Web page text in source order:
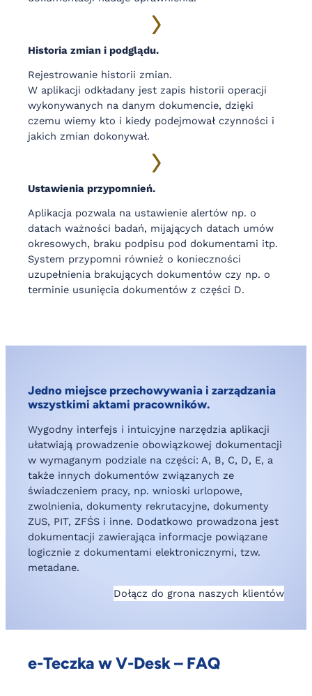
Historia zmian i podglądu.
Rejestrowanie historii zmian.
W aplikacji odkładany jest zapis historii operacji
wykonywanych na danym dokumencie, dzięki
czemu wiemy kto i kiedy podejmował czynności i
jakich zmian dokonywał.
Ustawienia przypomnień.
Aplikacja pozwala na ustawienie alertów np. o
datach ważności badań, mijających datach umów
okresowych, braku podpisu pod dokumentami itp.
System przypomni również o konieczności
uzupełnienia brakujących dokumentów czy np. o
terminie usunięcia dokumentów z części D.
Jedno miejsce przechowywania i zarządzania
wszystkimi aktami pracowników.
Wygodny interfejs i intuicyjne narzędzia aplikacji
ułatwiają prowadzenie obowiązkowej dokumentacji
w wymaganym podziale na części: A, B, C, D, E, a
także innych dokumentów związanych ze
świadczeniem pracy, np. wnioski urlopowe,
zwolnienia, dokumenty rekrutacyjne, dokumenty
ZUS, PIT, ZFŚS i inne. Dodatkowo prowadzona jest
dokumentacji zawierająca informacje powiązane
logicznie z dokumentami elektronicznymi, tzw.
metadane.
Dołącz do grona naszych klientów
e-Teczka w V-Desk – FAQ